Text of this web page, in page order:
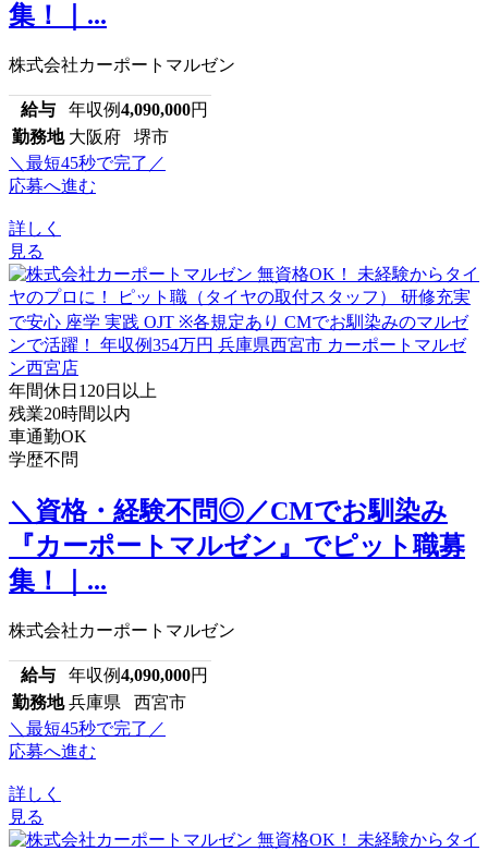
集！｜...
株式会社カーポートマルゼン
給与 年収例4,090,000円
勤務地 大阪府 堺市
＼最短45秒で完了／
応募へ進む
詳しく
見る
年間休日120日以上
残業20時間以内
車通勤OK
学歴不問
＼資格・経験不問◎／CMでお馴染み
『カーポートマルゼン』でピット職募
集！｜...
株式会社カーポートマルゼン
給与 年収例4,090,000円
勤務地 兵庫県 西宮市
＼最短45秒で完了／
応募へ進む
詳しく
見る